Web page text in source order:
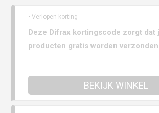
• Verlopen korting
Deze Difrax kortingscode zorgt dat
producten gratis worden verzonden
BEKIJK WINKEL